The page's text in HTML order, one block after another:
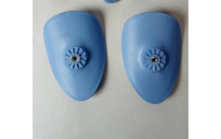
Hobby-uri creative
Iluminat & Electrice
Kit-uri automatizari porti si usi
Mobila dormitor
Mobila gradina & terasa